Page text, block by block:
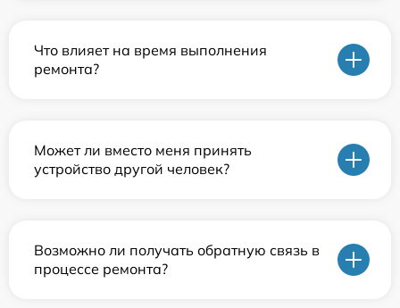
Что влияет на время выполнения
ремонта?
Может ли вместо меня принять
устройство другой человек?
Возможно ли получать обратную связь в
процессе ремонта?